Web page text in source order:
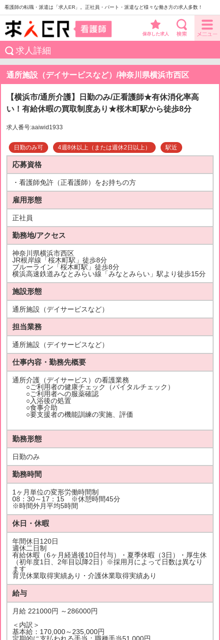
看護師の転職・派遣は「求人ER」。正社員・パート・派遣など様々な働き方の求人多数！
保存した求人
求人詳細
通所施設（デイサービスなど）/神奈川県横浜市西区
【横浜市/通所介護】日勤のみ/正看護師★有休消化率高
い！有給休暇の買取制度あり★桜木町駅から徒歩8分
求人番号:aaiwid1933
日勤のみ可 4週8休以上（または週休2日以上） 駅近
応募資格
・看護師免許（正看護師）をお持ちの方
雇用形態
正社員
勤務地/アクセス
神奈川県横浜市西区
JR根岸線「桜木町駅」徒歩8分
ブルーライン「桜木町駅」徒歩8分
横浜高速鉄道みなとみらい線「みなとみらい」駅より徒歩15分
施設形態
通所施設（デイサービスなど）
担当業務
通所施設（デイサービスなど）
仕事内容・勤務先概要
通所介護（デイサービス）の看護業務
○ご利用者の健康チェック（バイタルチェック）
○ご利用者への服薬確認
○入浴後の処置
○食事介助
○要支援者の機能訓練の実施、評価
勤務形態
日勤のみ
勤務時間
1ヶ月単位の変形労働時間制
08：30～17：15 ※休憩時間45分
※時間外月平均5時間
休日・休暇
年間休日120日
週休二日制
有給休暇（6ヶ月経過後10日付与）・夏季休暇（3日）・厚生休
（初年度1日、2年目以降2日）※採用月によって日数は異なり
ます
育児休業取得実績あり・介護休業取得実績あり
給与
月給 221000円 ～286000円
＜内訳＞
基本給：170,000～235,000円